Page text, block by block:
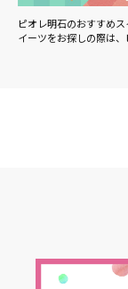
ピオレ明石のおすすめ
イーツをお探しの際は